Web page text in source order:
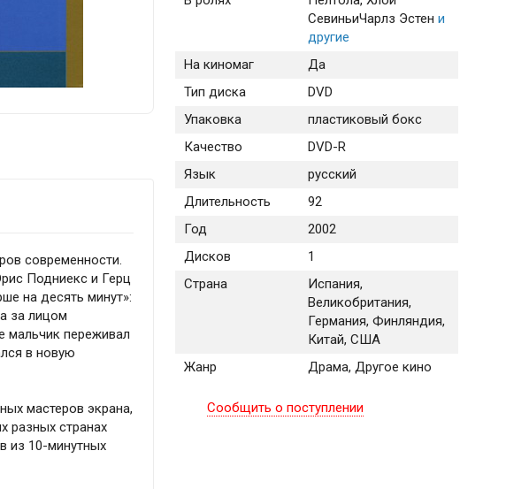
СевиньиЧарлз Эстен и
другие
На киномаг
Да
Тип диска
DVD
Упаковка
пластиковый бокс
Качество
DVD-R
Язык
русский
Длительность
92
Год
2002
Дисков
1
Страна
Испания,
Великобритания,
Германия, Финляндия,
Китай, США
Жанр
Драма, Другое кино
Сообщить о поступлении
современности.
Подниекс и Герц
на десять минут»:
за лицом
мальчик переживал
в новую
мастеров экрана,
разных странах
из 10-минутных